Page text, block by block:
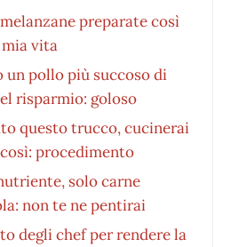
preparate così
vita
un pollo più succoso di
risparmio: goloso
questo trucco, cucinerai
procedimento
solo carne
non te ne pentirai
degli chef per rendere la